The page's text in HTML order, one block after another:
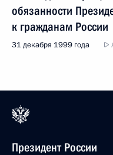
обязанности
к гражданам России
31 декабря 1999 года
Президент России